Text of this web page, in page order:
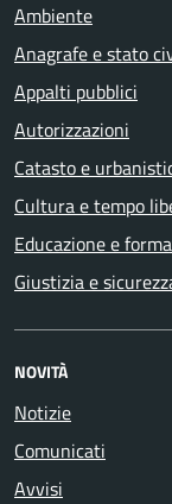
Ambiente
Anagrafe e stato
Appalti pubblici
Autorizzazioni
Catasto e
Cultura e tempo
Educazione e
Giustizia e
NOVITÀ
Notizie
Comunicati
Avvisi